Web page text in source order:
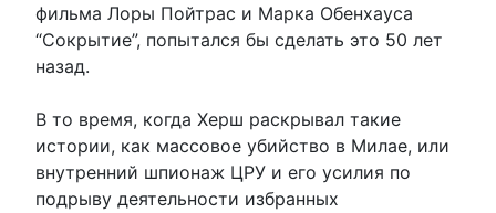
фильма Лоры Пойтрас и Марка Обенхауса
“Сокрытие”, попытался бы сделать это 50 лет
назад.
В то время, когда Херш раскрывал такие
истории, как массовое убийство в Милае, или
внутренний шпионаж ЦРУ и его усилия по
подрыву деятельности избранных